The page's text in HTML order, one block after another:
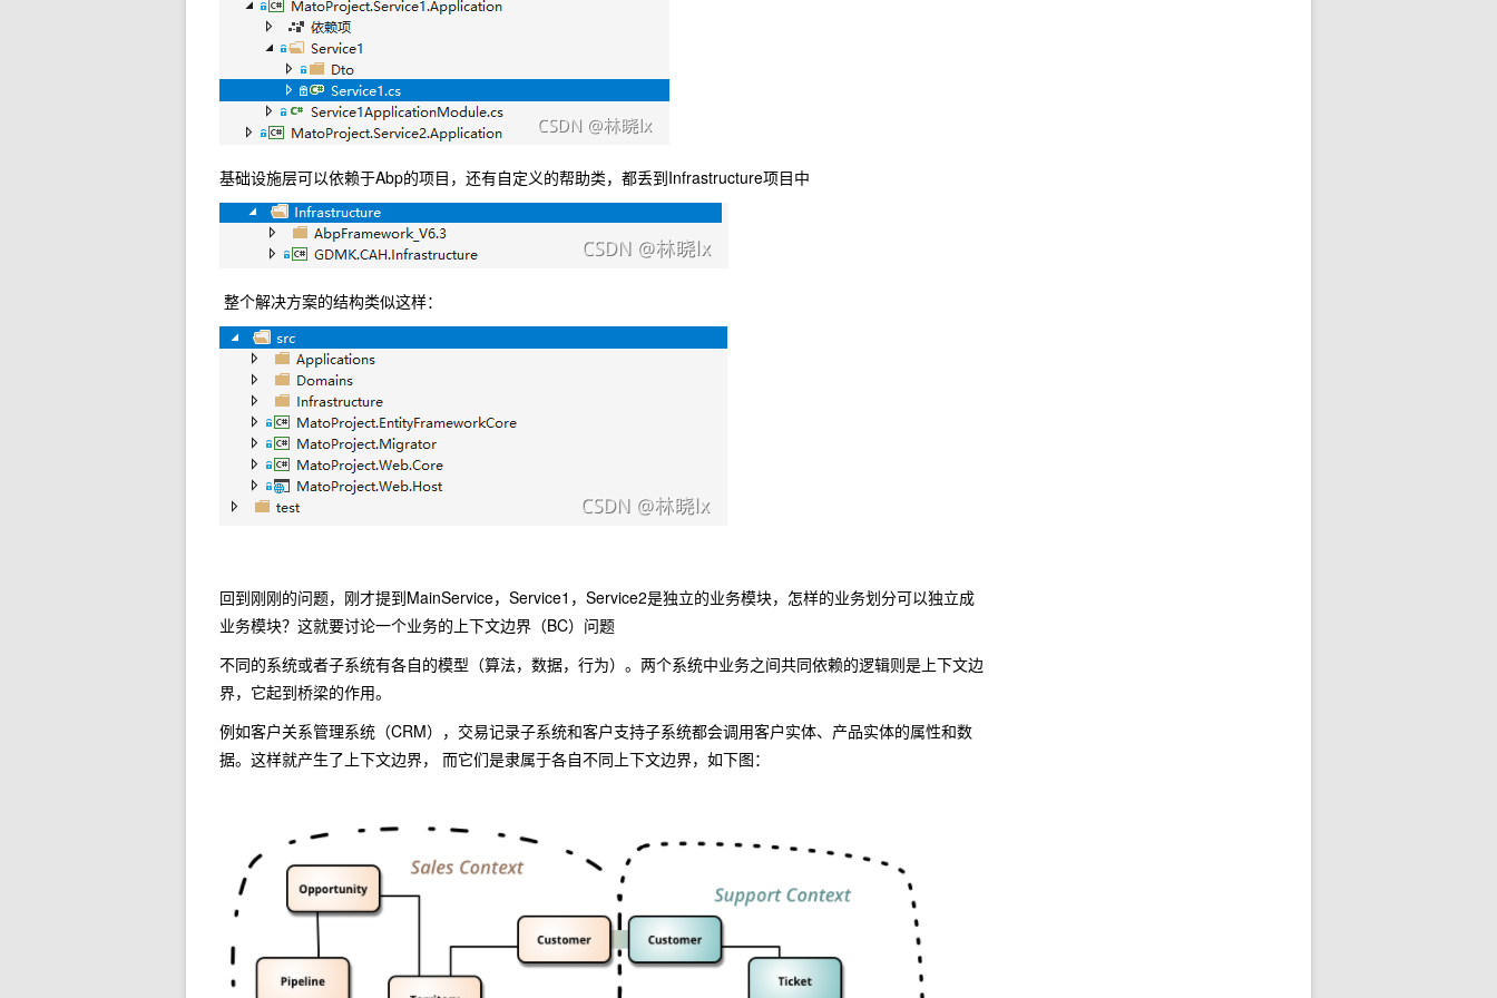
基础设施层可以依赖于Abp的项目，还有自定义的帮助类，都丢到Infrastructure项目中
整个解决方案的结构类似这样：
回到刚刚的问题，刚才提到MainService，Service1，Service2是独立的业务模块，怎样的业务划分可以独立成
业务模块？这就要讨论一个业务的上下文边界（BC）问题
不同的系统或者子系统有各自的模型（算法，数据，行为）。两个系统中业务之间共同依赖的逻辑则是上下文边
界，它起到桥梁的作用。
例如客户关系管理系统（CRM），交易记录子系统和客户支持子系统都会调用客户实体、产品实体的属性和数
据。这样就产生了上下文边界， 而它们是隶属于各自不同上下文边界，如下图：